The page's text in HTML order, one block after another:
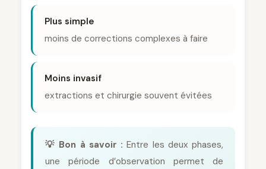
Plus simple
moins de corrections complexes à faire
Moins invasif
extractions et chirurgie souvent évitées
💡 Bon à savoir : Entre les deux phases,
une période d’observation permet de